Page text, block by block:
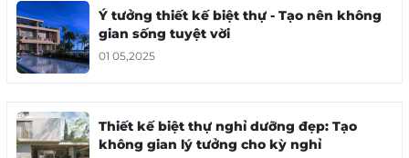
01 05,2025
Thiết kế biệt thự nghỉ dưỡng đẹp: Tạo
Ý tưởng thiết kế biệt thự - Tạo nên không
gian sống tuyệt vời
01 05,2025
Thiết kế biệt thự nghỉ dưỡng đẹp: Tạo
không gian lý tưởng cho kỳ nghỉ